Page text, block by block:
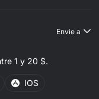
Envie a
1 y 20 $.
IOS